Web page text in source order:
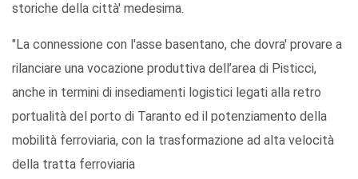
storiche della città' medesima.
"La connessione con l'asse basentano, che dovra' provare a
rilanciare una vocazione produttiva dell’area di Pisticci,
anche in termini di insediamenti logistici legati alla retro
portualità del porto di Taranto ed il potenziamento della
mobilità ferroviaria, con la trasformazione ad alta velocità
della tratta ferroviaria